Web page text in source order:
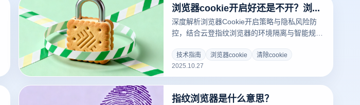
浏览器cookie开启好还是不开？浏览器cookie功能怎么开启？
深度解析浏览器Cookie开启策略与隐私风险防
控，结合云登指纹浏览器的环境隔离与智能规则
启教程及场景化决策指南。
技术指南 浏览器cookie
清除cookie
2025.10.27
指纹浏览器是什么意思？